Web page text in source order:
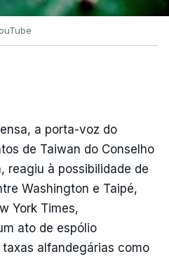
a porta-voz do
de Taiwan do Conselho
reagiu à possibilidade de
Washington e Taipé,
York Times,
ato de espólio
alfandegárias como